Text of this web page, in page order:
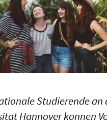
Studierende an
Hannover können